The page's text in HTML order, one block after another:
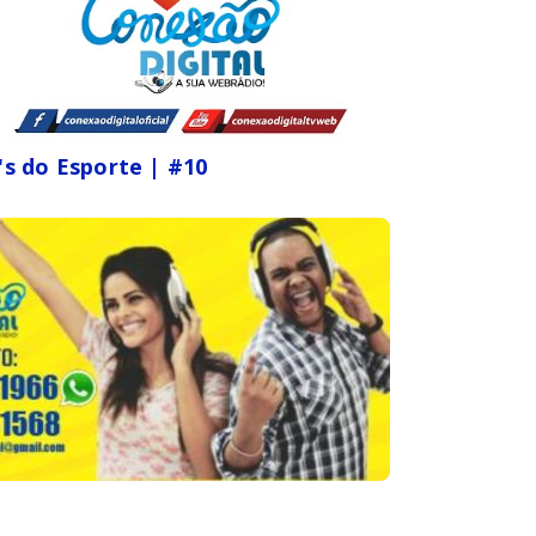
do Esporte | #10